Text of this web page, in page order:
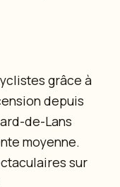
grâce à
depuis
de-Lans
moyenne.
sur